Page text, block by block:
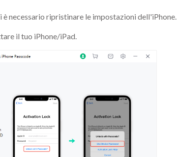
necessario ripristinare le impostazioni dell'iPhone.
il tuo iPhone/iPad.